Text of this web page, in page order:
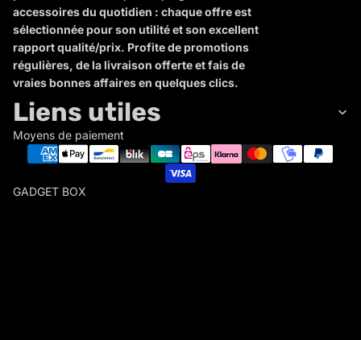
accessoires du quotidien : chaque offre est
sélectionnée pour son utilité et son excellent
rapport qualité/prix. Profite de promotions
régulières, de la livraison offerte et fais de
vraies bonnes affaires en quelques clics.
Liens utiles
Moyens de paiement
GADGET BOX